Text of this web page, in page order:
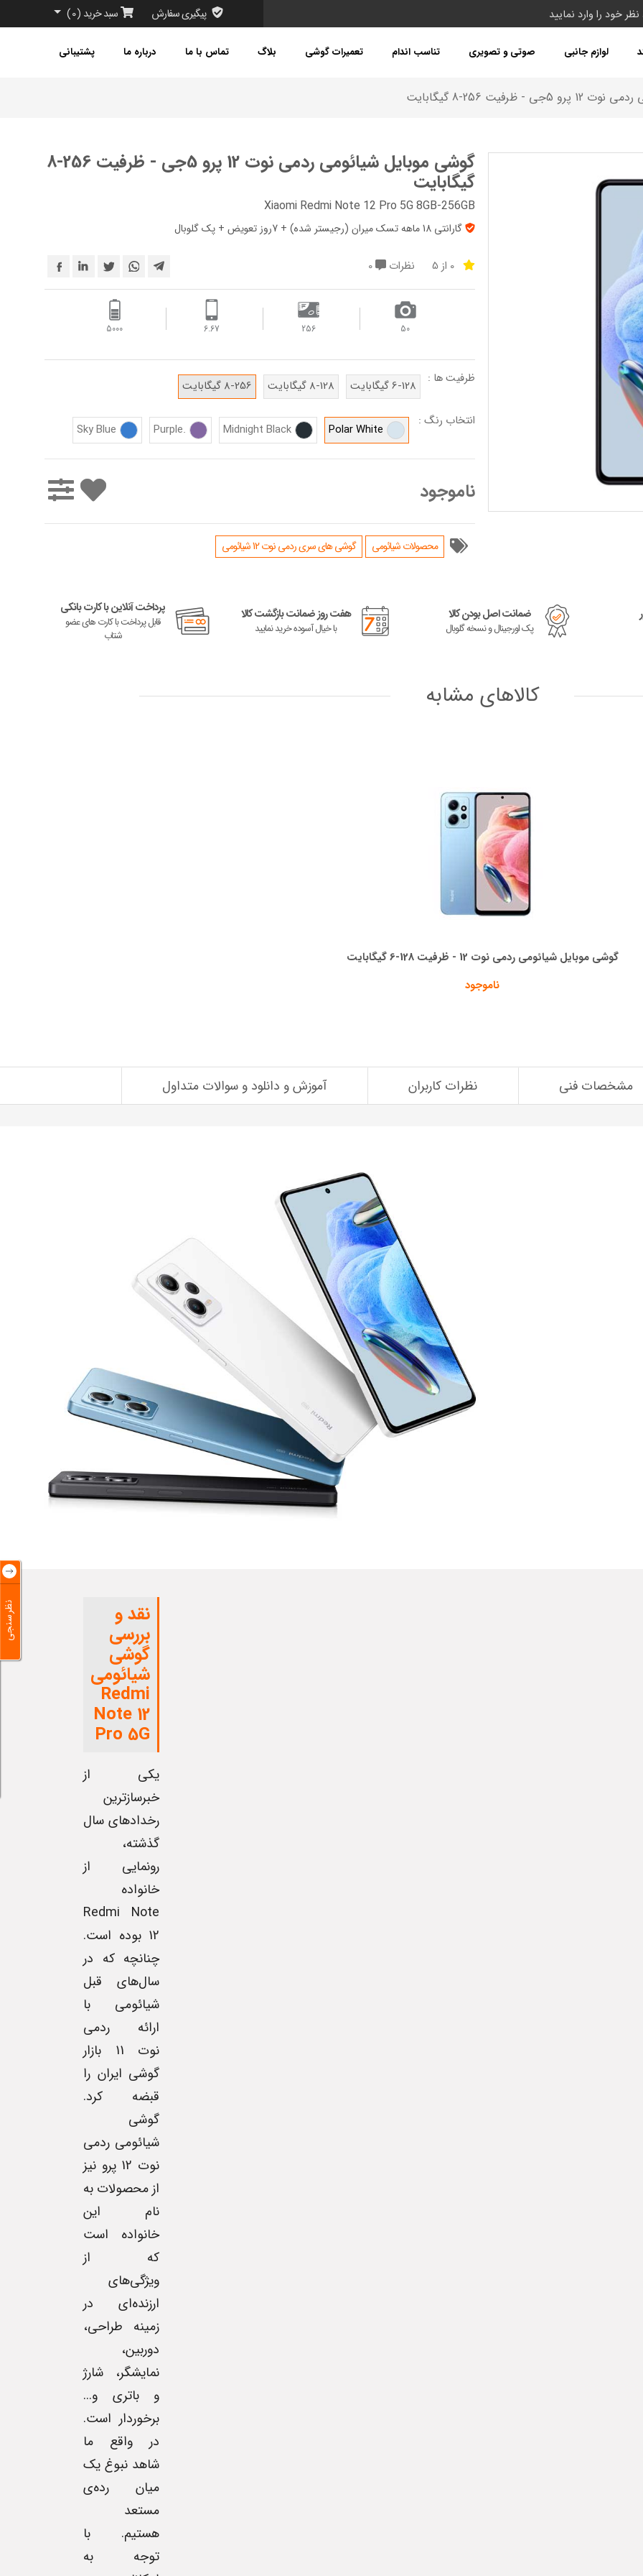
پیگیری سفارش سبد خرید (
0
)
لوازم جانبی صوتی و تصویری تناسب اندام تعمیرات گوشی بلاگ تماس با ما درباره ما پشتیبانی
256-8 گیگابایت
گوشی موبایل شیائومی ردمی نوت 12 پرو 5جی - ظرفیت 256-8
گیگابایت
Xiaomi Redmi Note 12 Pro 5G 8GB-256GB
گارانتی 18 ماهه تسک میران (رجیستر شده) + 7روز تعویض + پک‌ گلوبال
0 از 5 نظرات
50
256
6.67
5000
ظرفیت ها : 6-128 گیگابایت 8-128 گیگابایت 8-256 گیگابایت
انتخاب رنگ :
Polar White
Midnight Black
.Purple
Sky Blue
ناموجود
محصولات شیائومی گوشی های سری ردمی نوت 12 شیائومی
ضمانت اصل بودن کالا
پک اورجینال و نسخه گلوبال
هفت روز ضمانت بازگشت کالا
با خیال آسوده خرید نمایید
پرداخت آنلاین با کارت بانکی
قابل پرداخت با کارت های عضو
شتاب
کالاهای مشابه
گوشی موبایل شیائومی ردمی نوت 12 - ظرفیت 128-6 گیگابایت
ناموجود
مشخصات فنی نظرات کاربران آموزش و دانلود و سوالات متداول
نقد و
بررسی
گوشی
شیائومی
Redmi
Note 12
Pro 5G
یکی از
خبرسازترین
رخدادهای سال
گذشته،
رونمایی از
خانواده
Redmi Note
12 بوده است.
چنانچه که در
سال‌های قبل
شیائومی با
ارائه ردمی
نوت 11 بازار
گوشی ایران را
قبضه کرد.
گوشی
شیائومی ردمی
نوت 12 پرو نیز
از محصولات به
نام این
خانواده است
که از
ویژگی‌های
ارزنده‌ای در
زمینه طراحی،
دوربین،
نمایشگر، شارژ
و باتری و...
برخوردار است.
در واقع ما
شاهد نبوغ یک
میان رده‌ی
مستعد
هستیم. با
توجه به
نظرسنجی